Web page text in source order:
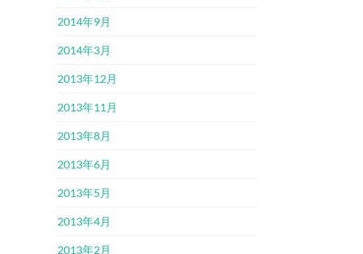
2014年9月
2014年3月
2013年12月
2013年11月
2013年8月
2013年6月
2013年5月
2013年4月
2013年2月